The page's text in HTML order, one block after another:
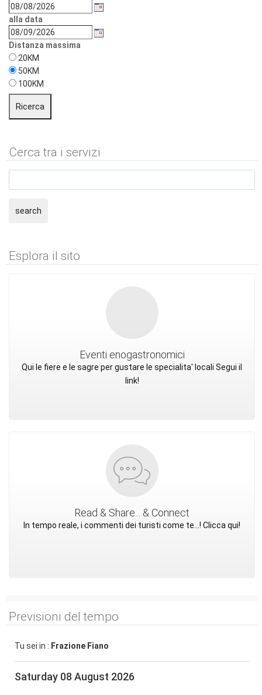
alla data
Distanza massima
20KM
50KM
100KM
Cerca tra i servizi
search
Esplora il sito
Eventi enogastronomici
Qui le fiere e le sagre per gustare le specialita' locali Segui il
link!
Read & Share... & Connect
In tempo reale, i commenti dei turisti come te...! Clicca qui!
Previsioni del tempo
Tu sei in : Frazione Fiano
Saturday 08 August 2026